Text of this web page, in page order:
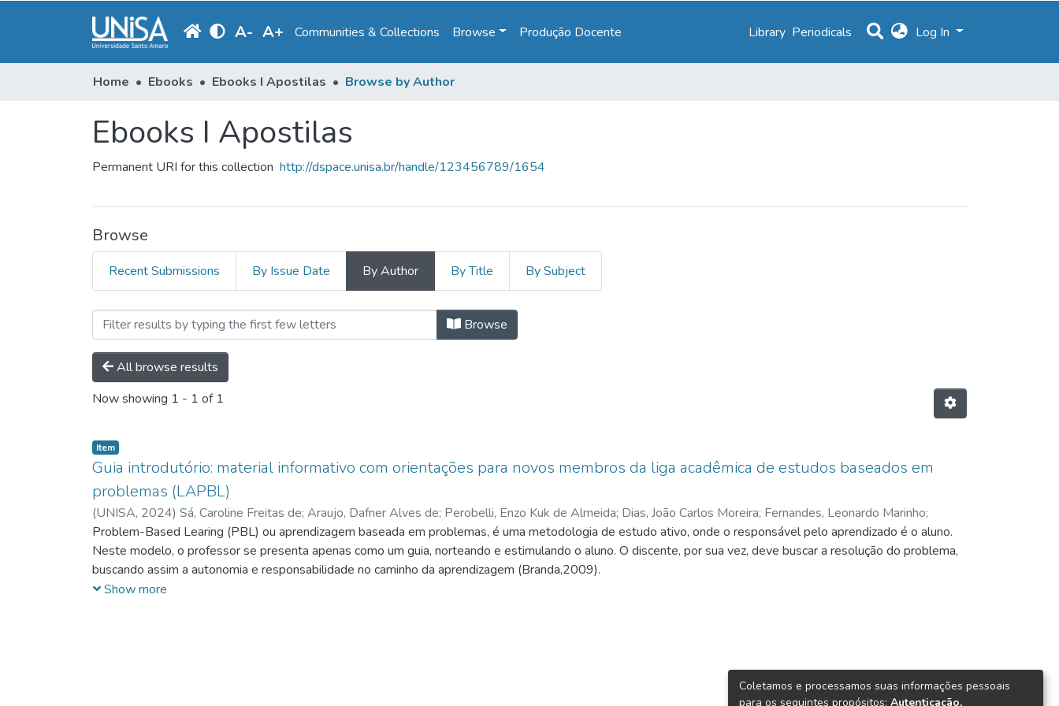
A- A+ Communities & Collections Browse Produção Docente Library Periodicals Log In
Home Ebooks Ebooks I Apostilas Browse by Author
Ebooks I Apostilas
Permanent URI for this collection http://dspace.unisa.br/handle/123456789/1654
Browse
Recent Submissions By Issue Date By Author By Title By Subject
Browsing Ebooks I Apostilas by Author "Araujo, Dafner Alves de"
Browse
All browse results
Now showing 1 - 1 of 1
Item
Guia introdutório: material informativo com orientações para novos membros da liga acadêmica de estudos baseados em
problemas (LAPBL)
(UNISA, 2024) Sá, Caroline Freitas de; Araujo, Dafner Alves de; Perobelli, Enzo Kuk de Almeida; Dias, João Carlos Moreira; Fernandes, Leonardo Marinho;
Maciel, Livia Mazzo;Silva, Mayara Carolina Ribeiro da;Lima, Gabriel Diogo ;Lima, Andressa de Fátima Kotleski Thomaz de
Problem-Based Learing (PBL) ou aprendizagem baseada em problemas, é uma metodologia de estudo ativo, onde o responsável pelo aprendizado é o aluno.
Neste modelo, o professor se presenta apenas como um guia, norteando e estimulando o aluno. O discente, por sua vez, deve buscar a resolução do problema,
buscando assim a autonomia e responsabilidade no caminho da aprendizagem (Branda,2009).
Show more
Coletamos e processamos suas informações pessoais
para os seguintes propósitos: Autenticação,